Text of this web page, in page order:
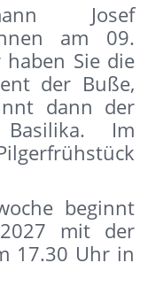
Josef
am 09.
Sie die
der Buße,
dann der
Im
beginnt
mit der
17.30 Uhr in